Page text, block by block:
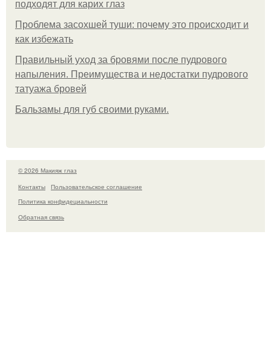
подходят для карих глаз
Проблема засохшей туши: почему это происходит и
как избежать
Правильный уход за бровями после пудрового
напыления. Преимущества и недостатки пудрового
татуажа бровей
Бальзамы для губ своими руками.
© 2026 Макияж глаз
Контакты
Пользовательское соглашение
Политика конфидециальности
Обратная связь